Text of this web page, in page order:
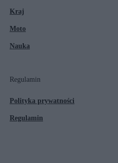
Kraj
Moto
Nauka
Regulamin
Polityka prywatności
Regulamin